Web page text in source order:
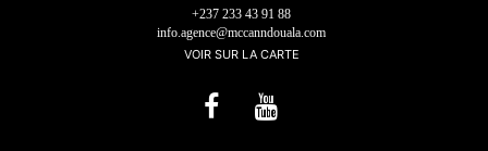
+237 233 43 91 88
info.agence@mccanndouala.com
VOIR SUR LA CARTE